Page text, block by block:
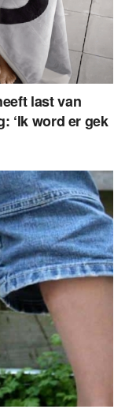
last van
‘Ik word er gek